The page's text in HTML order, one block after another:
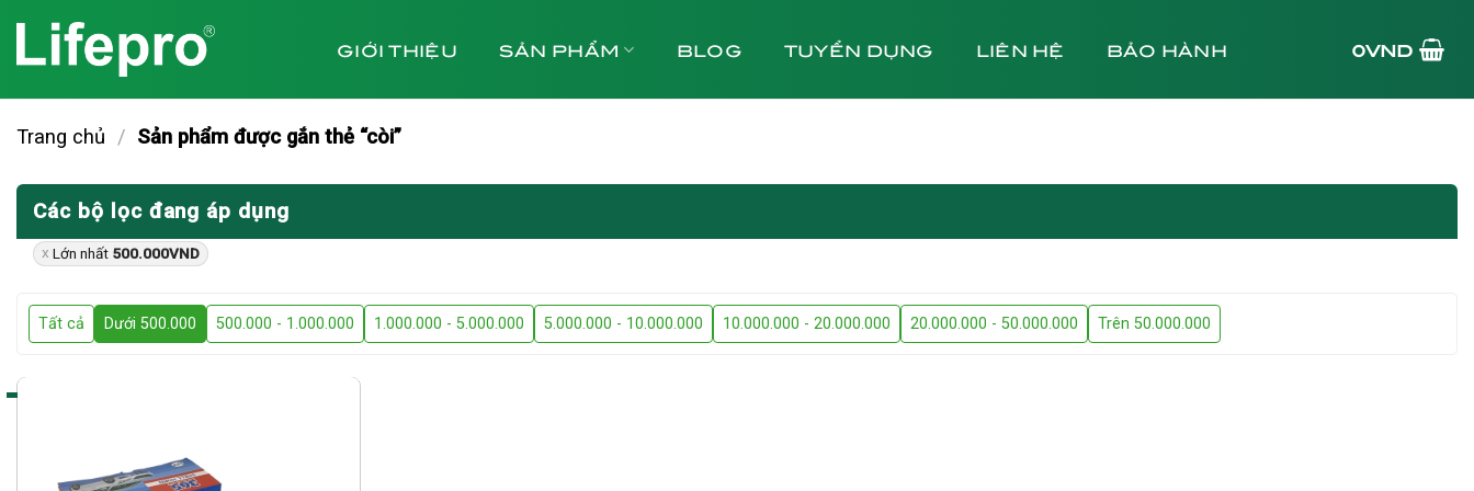
nội
dung
GIỚI THIỆU SẢN PHẨM BLOG TUYỂN DỤNG LIÊN HỆ BẢO HÀNH 0VND
Trang chủ / Sản phẩm được gắn thẻ “còi”
Các bộ lọc đang áp dụng
Lớn nhất 500.000VND
Tất cả Dưới 500.000 500.000 - 1.000.000 1.000.000 - 5.000.000 5.000.000 - 10.000.000 10.000.000 - 20.000.000 20.000.000 - 50.000.000 Trên 50.000.000